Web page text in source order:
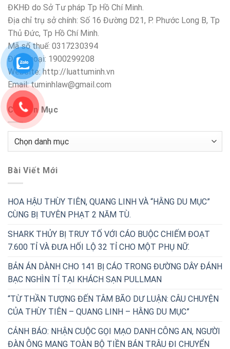
ĐKHĐ do Sở Tư pháp Tp Hồ Chí Minh.
Địa chỉ trụ sở chính: Số 16 Đường D21, P. Phước Long B, Tp
Thủ Đức, Tp Hồ Chí Minh.
Mã số thuế: 0317230394
Điện thoại: 1900299208
Website: http://luattuminh.vn
Email: tuminhlaw@gmail.com
Chuyên Mục
Chuyên
Bài Viết Mới
HOA HẬU THÙY TIÊN, QUANG LINH VÀ “HẰNG DU MỤC”
CÙNG BỊ TUYÊN PHẠT 2 NĂM TÙ.
SHARK THỦY BỊ TRUY TỐ VỚI CÁO BUỘC CHIẾM ĐOẠT
7.600 TỈ VÀ ĐƯA HỐI LỘ 32 TỈ CHO MỘT PHỤ NỮ.
BẢN ÁN DÀNH CHO 141 BỊ CÁO TRONG ĐƯỜNG DÂY ĐÁNH
BẠC NGHÌN TỈ TẠI KHÁCH SẠN PULLMAN
“TỪ THẦN TƯỢNG ĐẾN TÂM BÃO DƯ LUẬN: CÂU CHUYỆN
CỦA THÙY TIÊN – QUANG LINH – HẰNG DU MỤC”
CẢNH BÁO: NHẬN CUỘC GỌI MẠO DANH CÔNG AN, NGƯỜI
ĐÀN ÔNG MANG TOÀN BỘ TIỀN BÁN TRÂU ĐI CHUYỂN